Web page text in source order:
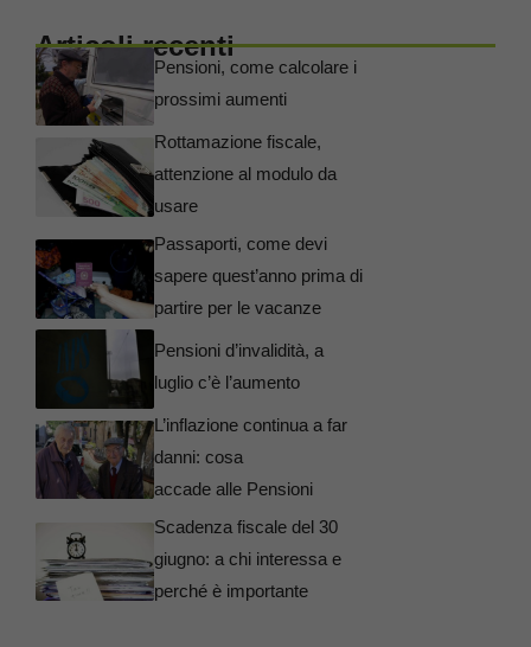
Articoli recenti
Pensioni, come calcolare i
prossimi aumenti
Rottamazione fiscale,
attenzione al modulo da
usare
Passaporti, come devi
sapere quest’anno prima di
partire per le vacanze
Pensioni d’invalidità, a
luglio c’è l’aumento
L’inflazione continua a far
danni: cosa
accade alle Pensioni
Scadenza fiscale del 30
giugno: a chi interessa e
perché è importante